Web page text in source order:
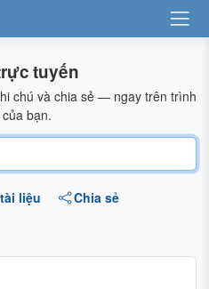
tuyến
chú và chia sẻ — ngay trên trình
bạn.
liệu
Chia sẻ